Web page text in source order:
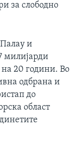
за слободно
и
милијарди
20 години. Во
одбрана и
до
област